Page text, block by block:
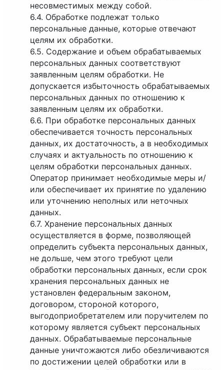
несовместимых между собой.
6.4. Обработке подлежат только
персональные данные, которые отвечают
целям их обработки.
6.5. Содержание и объем обрабатываемых
персональных данных соответствуют
заявленным целям обработки. Не
допускается избыточность обрабатываемых
персональных данных по отношению к
заявленным целям их обработки.
6.6. При обработке персональных данных
обеспечивается точность персональных
данных, их достаточность, а в необходимых
случаях и актуальность по отношению к
целям обработки персональных данных.
Оператор принимает необходимые меры и/
или обеспечивает их принятие по удалению
или уточнению неполных или неточных
данных.
6.7. Хранение персональных данных
осуществляется в форме, позволяющей
определить субъекта персональных данных,
не дольше, чем этого требуют цели
обработки персональных данных, если срок
хранения персональных данных не
установлен федеральным законом,
договором, стороной которого,
выгодоприобретателем или поручителем по
которому является субъект персональных
данных. Обрабатываемые персональные
данные уничтожаются либо обезличиваются
по достижении целей обработки или в